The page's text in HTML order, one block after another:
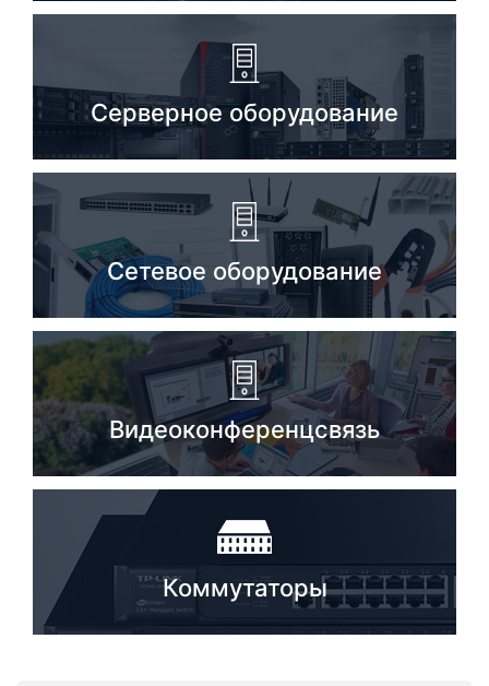
Серверное оборудование
Сетевое оборудование
Видеоконференцсвязь
Коммутаторы